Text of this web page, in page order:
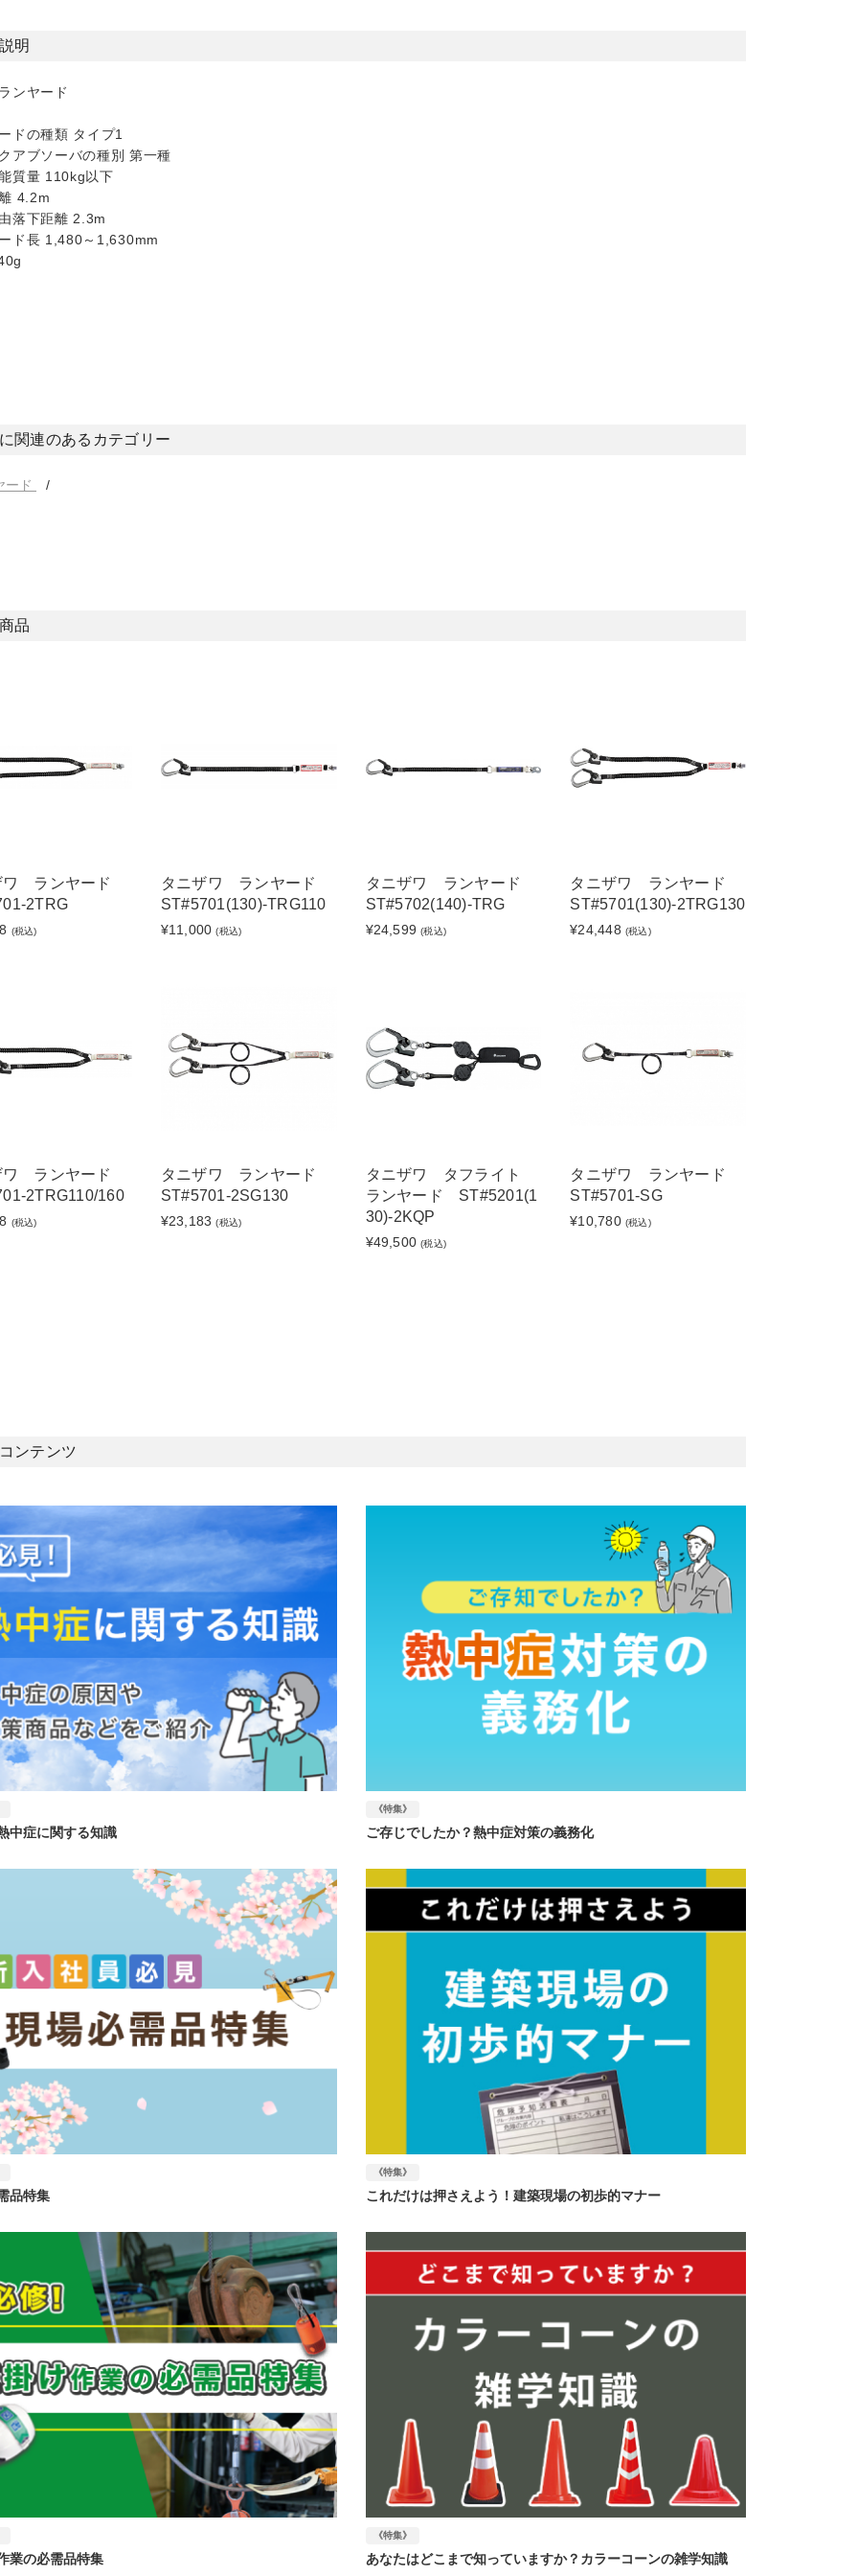
明
ンヤード
ドの種類 タイプ1
アブソーバの種別 第一種
質量 110kg以下
4.2m
落下距離 2.3m
ド長 1,480～1,630mm
関連のあるカテゴリー
ード
品
ワ ランヤード
2TRG
(税込)
タニザワ ランヤード
ST#5701(130)-TRG110
¥11,000 (税込)
タニザワ ランヤード
ST#5702(140)-TRG
¥24,599 (税込)
タニザワ ランヤード
ST#5701(130)-2TRG130
¥24,448 (税込)
ワ ランヤード
2TRG110/160
(税込)
タニザワ ランヤード
ST#5701-2SG130
¥23,183 (税込)
タニザワ タフライト
ランヤード ST#5201(1
30)-2KQP
¥49,500 (税込)
タニザワ ランヤード
ST#5701-SG
¥10,780 (税込)
ンテンツ
中症に関する知識
《特集》
ご存じでしたか？熱中症対策の義務化
品特集
《特集》
これだけは押さえよう！建築現場の初歩的マナー
業の必需品特集
《特集》
あなたはどこまで知っていますか？カラーコーンの雑学知識